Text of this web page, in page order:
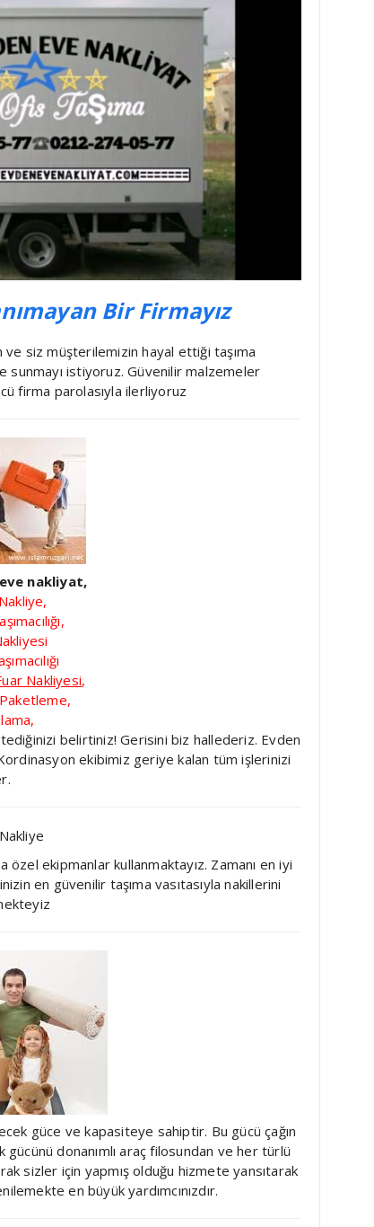
Bir Firmayız
ve siz müşterilemizin hayal ettiği taşıma
sunmayı istiyoruz. Güvenilir malzemeler
firma parolasıyla ilerliyoruz
nakliyat,
Nakliyesi,
belirtiniz! Gerisini biz hallederiz. Evden
ekibimiz geriye kalan tüm işlerinizi
özel ekipmanlar kullanmaktayız. Zamanı en iyi
en güvenilir taşıma vasıtasıyla nakillerini
güce ve kapasiteye sahiptir. Bu gücü çağın
donanımlı araç filosundan ve her türlü
sizler için yapmış olduğu hizmete yansıtarak
en büyük yardımcınızdır.